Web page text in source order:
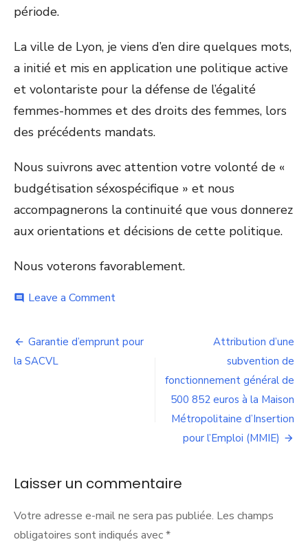
période.
La ville de Lyon, je viens d’en dire quelques mots,
a initié et mis en application une politique active
et volontariste pour la défense de l’égalité
femmes-hommes et des droits des femmes, lors
des précédents mandats.
Nous suivrons avec attention votre volonté de «
budgétisation séxospécifique » et nous
accompagnerons la continuité que vous donnerez
aux orientations et décisions de cette politique.
Nous voterons favorablement.
comment Leave a Commenton
Femme-
homme
Navigation
de
Garantie d’emprunt pour
la SACVL
Attribution d’une
subvention de
fonctionnement général de
500 852 euros à la Maison
Métropolitaine d’Insertion
pour l’Emploi (MMIE)
Laisser un commentaire
Votre adresse e-mail ne sera pas publiée. Les champs
obligatoires sont indiqués avec*